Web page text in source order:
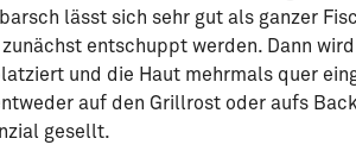
mit mediterranem
lässt sich sehr gut als ganzer
zunächst entschuppt werden. Dann
und die Haut mehrmals quer
auf den Grillrost oder aufs
gesellt.